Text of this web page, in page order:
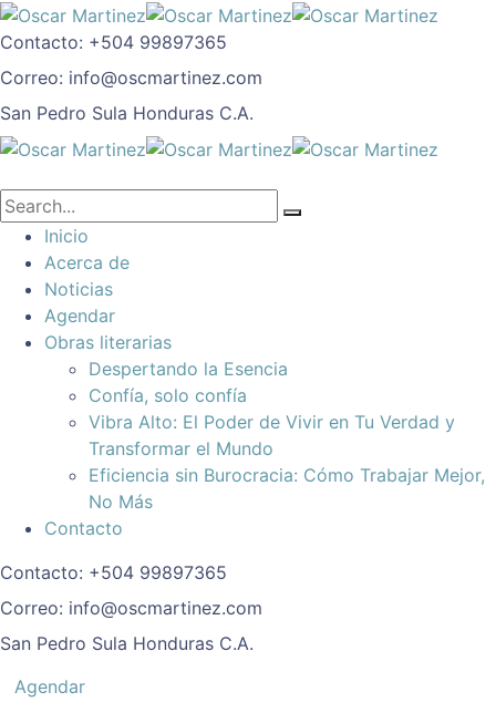
Contacto: +504 99897365
Correo: info@oscmartinez.com
San Pedro Sula Honduras C.A.
Inicio
Acerca de
Noticias
Agendar
Obras literarias
Despertando la Esencia
Confía, solo confía
Vibra Alto: El Poder de Vivir en Tu Verdad y
Transformar el Mundo
Eficiencia sin Burocracia: Cómo Trabajar Mejor,
No Más
Contacto
Contacto: +504 99897365
Correo: info@oscmartinez.com
San Pedro Sula Honduras C.A.
Agendar